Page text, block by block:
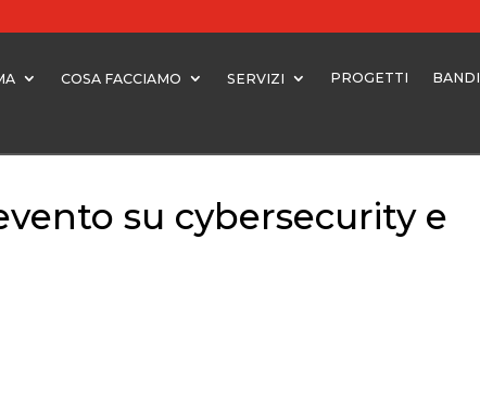
COSA FACCIAMO SERVIZI PROGETTI BANDI
su cybersecurity e